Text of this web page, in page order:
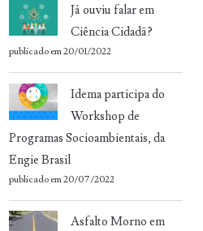
Já ouviu falar em
Ciência Cidadã?
publicado em 20/01/2022
Idema participa do
Workshop de
Programas Socioambientais, da
Engie Brasil
publicado em 20/07/2022
Asfalto Morno em